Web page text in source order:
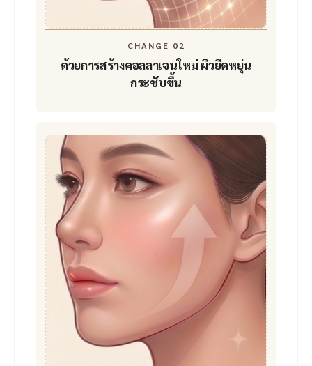
CHANGE 02
ด้วยการสร้างคอลลาเจนใหม่ผิวยืดหยุ่น
กระชับขึ้น